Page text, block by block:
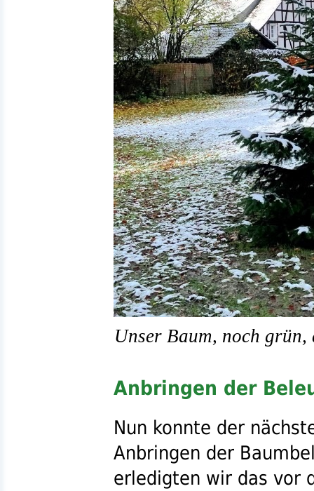
Unser Baum, noch grün,
Anbringen der
Nun konnte der
Anbringen der
erledigten wir das vor